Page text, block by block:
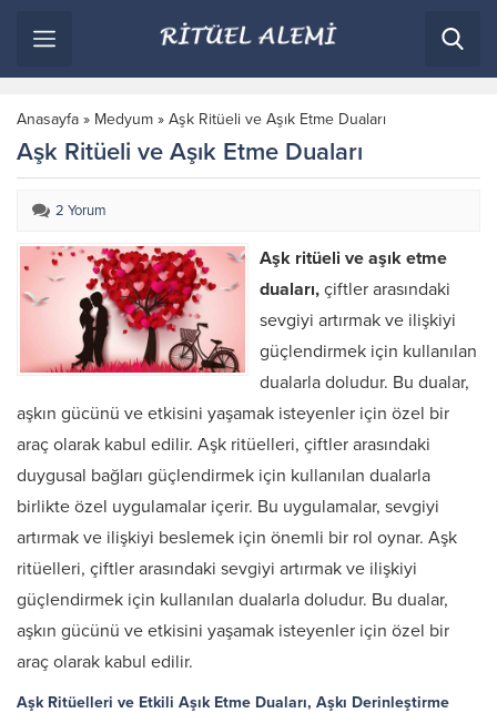
Anasayfa » Medyum » Aşk Ritüeli ve Aşık Etme Duaları
Aşk Ritüeli ve Aşık Etme Duaları
2 Yorum
Aşk ritüeli ve aşık etme
duaları, çiftler arasındaki
sevgiyi artırmak ve ilişkiyi
güçlendirmek için kullanılan
dualarla doludur. Bu dualar,
aşkın gücünü ve etkisini yaşamak isteyenler için özel bir
araç olarak kabul edilir. Aşk ritüelleri, çiftler arasındaki
duygusal bağları güçlendirmek için kullanılan dualarla
birlikte özel uygulamalar içerir. Bu uygulamalar, sevgiyi
artırmak ve ilişkiyi beslemek için önemli bir rol oynar. Aşk
ritüelleri, çiftler arasındaki sevgiyi artırmak ve ilişkiyi
güçlendirmek için kullanılan dualarla doludur. Bu dualar,
aşkın gücünü ve etkisini yaşamak isteyenler için özel bir
araç olarak kabul edilir.
Aşk Ritüelleri ve Etkili Aşık Etme Duaları, Aşkı Derinleştirme